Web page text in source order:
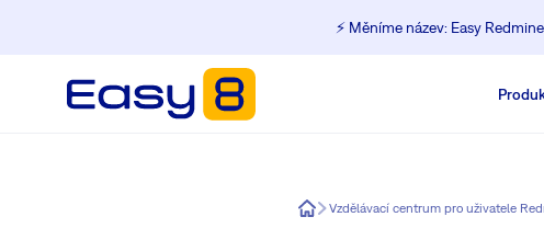
⚡️ Měníme název: Easy
Easy8Vzdělávací centrum pro uživatele